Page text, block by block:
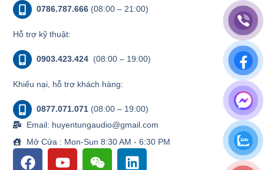
0786.787.666 (08:00 – 21:00)
Hỗ trợ kỹ thuật:
0903.423.424 (08:00 – 19:00)
Khiếu nại, hỗ trợ khách hàng:
0877.071.071 (08:00 – 19:00)
Email: huyentungaudio@gmail.com
Mở Cửa : Mon-Sun 8:30 AM - 6:30 PM